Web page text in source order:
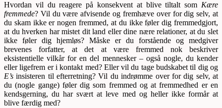
Hvordan vil du reagere på konsekvent at blive tiltalt som Kære
fremmede? Vil du være afvisende og fremhæve over for dig selv, at
du skam ikke er nogen fremmed, at du ikke føler dig fremmedgjort,
at du hverken har mistet dit land eller dine nære relationer, at du slet
ikke føler dig hjemløs? Måske er du forstående og medgiver
brevenes forfatter, at det at være fremmed nok beskriver
eksistentielle vilkår for en del mennesker – også nogle, du kender
eller ligefrem er i kontakt med? Eller vil du tage budskabet til dig og
E’s insisteren til efterretning? Vil du indrømme over for dig selv, at
du (nogle gange) føler dig som fremmed og at fremmedhed er en
kendsgerning, du har svært at leve med og heller ikke formår at
blive færdig med?